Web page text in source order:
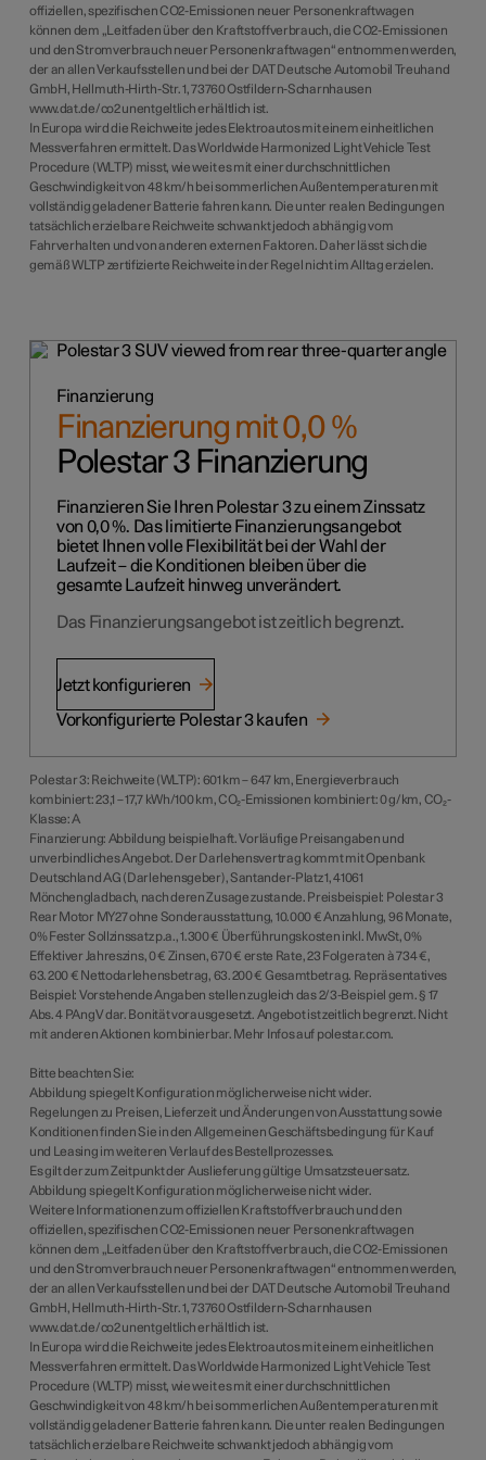
offiziellen, spezifischen CO2-Emissionen neuer Personenkraftwagen
können dem „Leitfaden über den Kraftstoffverbrauch, die CO2-Emissionen
und den Stromverbrauch neuer Personenkraftwagen“ entnommen werden,
der an allen Verkaufsstellen und bei der DAT Deutsche Automobil Treuhand
GmbH, Hellmuth-Hirth-Str. 1, 73760 Ostfildern-Scharnhausen
www.dat.de/co2 unentgeltlich erhältlich ist.
In Europa wird die Reichweite jedes Elektroautos mit einem einheitlichen
Messverfahren ermittelt. Das Worldwide Harmonized Light Vehicle Test
Procedure (WLTP) misst, wie weit es mit einer durchschnittlichen
Geschwindigkeit von 48 km/h bei sommerlichen Außentemperaturen mit
vollständig geladener Batterie fahren kann. Die unter realen Bedingungen
tatsächlich erzielbare Reichweite schwankt jedoch abhängig vom
Fahrverhalten und von anderen externen Faktoren. Daher lässt sich die
gemäß WLTP zertifizierte Reichweite in der Regel nicht im Alltag erzielen.
Finanzierung
Finanzierung mit 0,0 %
Polestar 3 Finanzierung
Finanzieren Sie Ihren Polestar 3 zu einem Zinssatz
von 0,0 %. Das limitierte Finanzierungsangebot
bietet Ihnen volle Flexibilität bei der Wahl der
Laufzeit – die Konditionen bleiben über die
gesamte Laufzeit hinweg unverändert.
Das Finanzierungsangebot ist zeitlich begrenzt.
Jetzt konfigurieren
Vorkonfigurierte Polestar 3 kaufen
Polestar 3: Reichweite (WLTP): 601 km – 647 km, Energieverbrauch
kombiniert: 23,1 – 17,7 kWh/100 km, CO₂-Emissionen kombiniert: 0 g/km, CO₂-
Klasse: A
Finanzierung: Abbildung beispielhaft. Vorläufige Preisangaben und
unverbindliches Angebot. Der Darlehensvertrag kommt mit Openbank
Deutschland AG (Darlehensgeber), Santander-Platz 1, 41061
Mönchengladbach, nach deren Zusage zustande. Preisbeispiel: Polestar 3
Rear Motor MY27 ohne Sonderausstattung, 10.000 € Anzahlung, 96 Monate,
0% Fester Sollzinssatz p.a., 1.300 € Überführungskosten inkl. MwSt, 0%
Effektiver Jahreszins, 0 € Zinsen, 670 € erste Rate, 23 Folgeraten à 734 €,
63.200 € Nettodarlehensbetrag, 63.200 € Gesamtbetrag. Repräsentatives
Beispiel: Vorstehende Angaben stellen zugleich das 2/3-­Beispiel gem. § 17
Abs. 4 PAngV dar. Bonität vorausgesetzt. Angebot ist zeitlich begrenzt. Nicht
mit anderen Aktionen kombinierbar. Mehr Infos auf polestar.com.
Bitte beachten Sie:
Abbildung spiegelt Konfiguration möglicherweise nicht wider.
Regelungen zu Preisen, Lieferzeit und Änderungen von Ausstattung sowie
Konditionen finden Sie in den Allgemeinen Geschäftsbedingung für Kauf
und Leasing im weiteren Verlauf des Bestellprozesses.
Es gilt der zum Zeitpunkt der Auslieferung gültige Umsatzsteuersatz.
Abbildung spiegelt Konfiguration möglicherweise nicht wider.
Weitere Informationen zum offiziellen Kraftstoffverbrauch und den
offiziellen, spezifischen CO2-Emissionen neuer Personenkraftwagen
können dem „Leitfaden über den Kraftstoffverbrauch, die CO2-Emissionen
und den Stromverbrauch neuer Personenkraftwagen“ entnommen werden,
der an allen Verkaufsstellen und bei der DAT Deutsche Automobil Treuhand
GmbH, Hellmuth-Hirth-Str. 1, 73760 Ostfildern-Scharnhausen
www.dat.de/co2 unentgeltlich erhältlich ist.
In Europa wird die Reichweite jedes Elektroautos mit einem einheitlichen
Messverfahren ermittelt. Das Worldwide Harmonized Light Vehicle Test
Procedure (WLTP) misst, wie weit es mit einer durchschnittlichen
Geschwindigkeit von 48 km/h bei sommerlichen Außentemperaturen mit
vollständig geladener Batterie fahren kann. Die unter realen Bedingungen
tatsächlich erzielbare Reichweite schwankt jedoch abhängig vom